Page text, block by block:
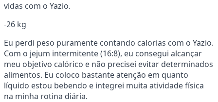
vidas com o Yazio.
-26 kg
Eu perdi peso puramente contando calorias com o Yazio.
Com o jejum intermitente (16:8), eu consegui alcançar
meu objetivo calórico e não precisei evitar determinados
alimentos. Eu coloco bastante atenção em quanto
líquido estou bebendo e integrei muita atividade física
na minha rotina diária.